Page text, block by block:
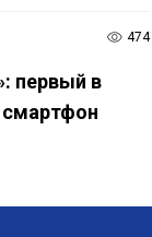
474
первый в